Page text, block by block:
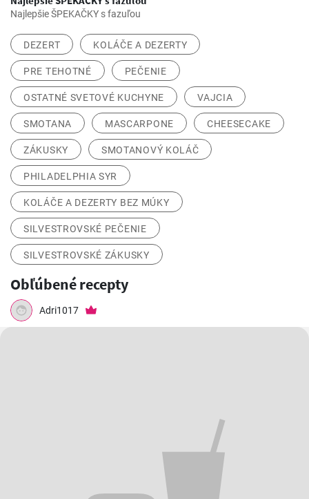
Najlepšie ŠPEKAČKY s fazuľou
DEZERT KOLÁČE A DEZERTY
PRE TEHOTNÉ PEČENIE
OSTATNÉ SVETOVÉ KUCHYNE VAJCIA
SMOTANA MASCARPONE CHEESECAKE
ZÁKUSKY SMOTANOVÝ KOLÁČ
PHILADELPHIA SYR
KOLÁČE A DEZERTY BEZ MÚKY
SILVESTROVSKÉ PEČENIE
SILVESTROVSKÉ ZÁKUSKY
Obľúbené recepty
Adri1017